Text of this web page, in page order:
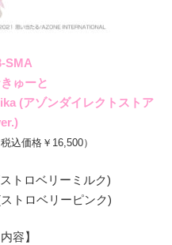
SMA
ゅーと
(アゾンダイレクトストア
込価格￥16,500）
トロベリーミルク)
トロベリーピンク)
容】